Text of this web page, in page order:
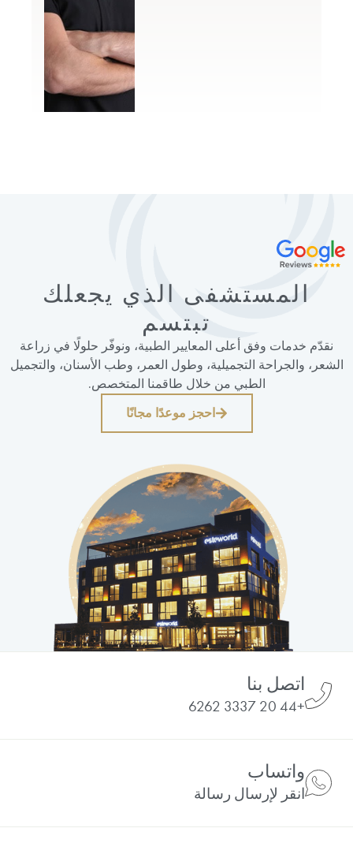
المستشفى الذي يجعلك
تبتسم
نقدّم خدمات وفق أعلى المعايير الطبية، ونوفّر حلولًا في زراعة
الشعر، والجراحة التجميلية، وطول العمر، وطب الأسنان، والتجميل
الطبي من خلال طاقمنا المتخصص.
احجز موعدًا مجانًا
اتصل بنا
+44 20 3337 6262
واتساب
انقر لإرسال رسالة